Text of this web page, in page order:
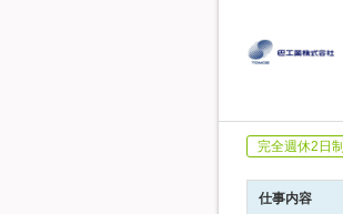
完全週休2日制
仕事内容